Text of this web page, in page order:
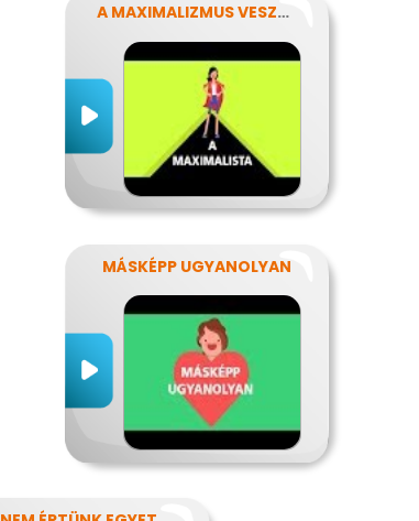
A MAXIMALIZMUS VESZÉLYEI
MÁSKÉPP UGYANOLYAN